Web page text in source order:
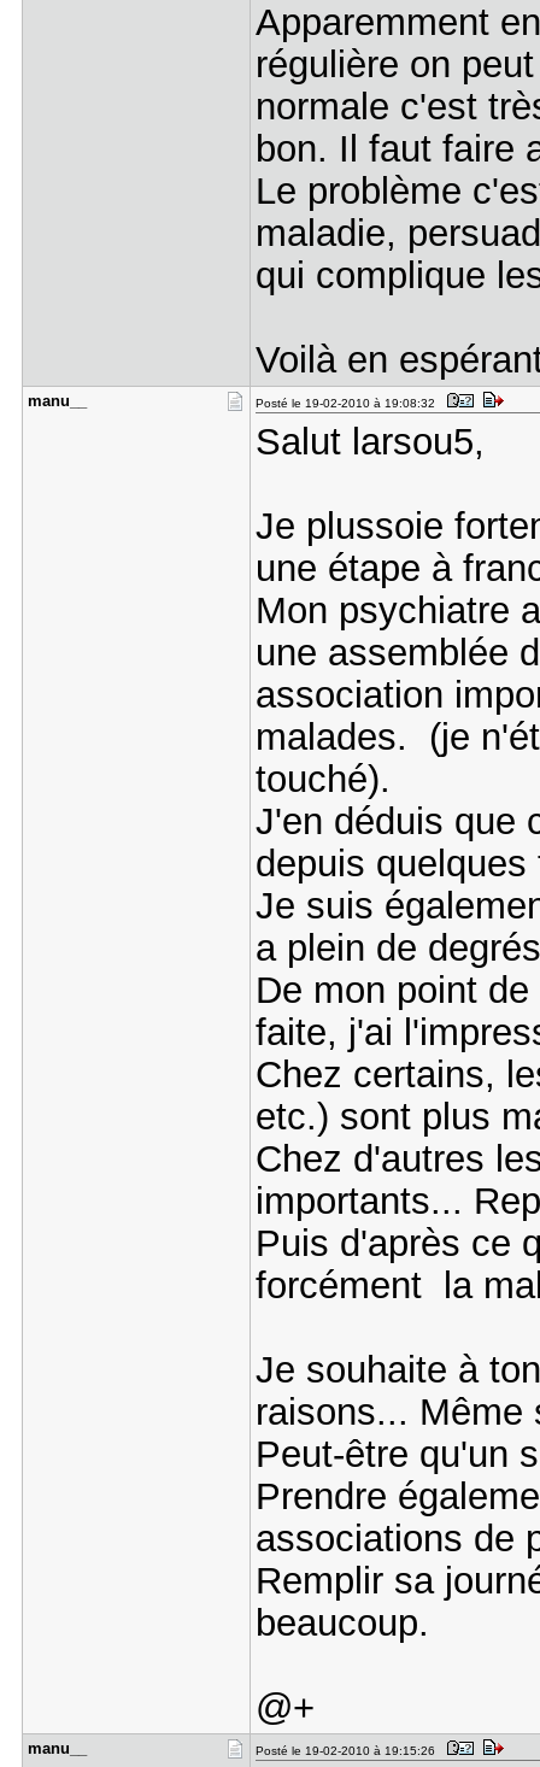
Apparemment
régulière on
normale c'est
bon. Il faut faire
Le problème
maladie,
qui complique
Voilà en
manu__ Posté le 19-02-2010 à 19:08:32
Salut larsou5,
Je plussoie
une étape à
Mon psychiatre
une assemblée
association
malades. (je
touché).
J'en déduis que
depuis
Je suis
a plein de
De mon point
faite, j'ai
Chez certains,
etc.) sont plus
Chez d'autres
importants...
Puis d'après ce
forcément la
Je souhaite à
raisons... Même
Peut-être qu'un
Prendre
associations de
Remplir sa
beaucoup.
@+
manu__ Posté le 19-02-2010 à 19:15:26